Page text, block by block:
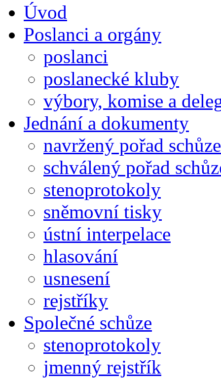
Úvod
Poslanci a orgány
poslanci
poslanecké kluby
výbory, komise a
Jednání a dokumenty
navržený pořad schůze
schválený pořad
stenoprotokoly
sněmovní tisky
ústní interpelace
hlasování
usnesení
rejstříky
Společné schůze
stenoprotokoly
jmenný rejstřík